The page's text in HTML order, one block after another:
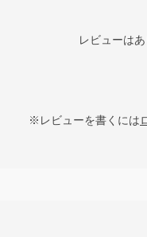
レビューはあ
※レビューを書くには